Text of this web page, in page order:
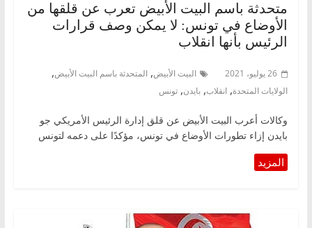
متحدثة باسم البيت الأبيض تعرب عن قلقها من
الأوضاع في تونس: لا يمكن وصف قرارات
الرئيس بأنها انقلاب
26 يوليو، 2021 البيت الأبيض, المتحدثة باسم البيت الأبيض,
الولايات المتحدة, انقلاب, بايدن, تونس
وكالات أعرب البيت الأبيض عن قلق إدارة الرئيس الأمريكي جو
بايدن إزاء تطورات الأوضاع في تونس، مؤكدًا على دعمه لتونس